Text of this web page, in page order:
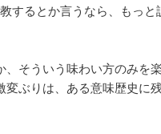
するとか言うなら、もっと
そういう味わい方のみを
ぶりは、ある意味歴史に